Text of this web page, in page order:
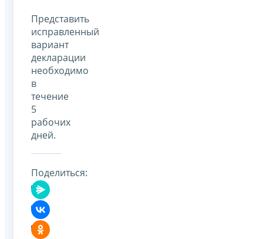
Представить
исправленный
вариант
декларации
необходимо
в
течение
5
рабочих
дней.
Поделиться: